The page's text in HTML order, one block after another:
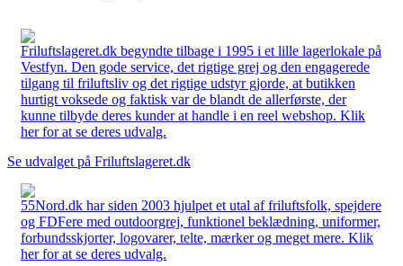
Friluftslageret.dk begyndte tilbage i 1995 i et lille lagerlokale på
Vestfyn. Den gode service, det rigtige grej og den engagerede
tilgang til friluftsliv og det rigtige udstyr gjorde, at butikken
hurtigt voksede og faktisk var de blandt de allerførste, der
kunne tilbyde deres kunder at handle i en reel webshop. Klik
her for at se deres udvalg.
Se udvalget på Friluftslageret.dk
55Nord.dk har siden 2003 hjulpet et utal af friluftsfolk, spejdere
og FDFere med outdoorgrej, funktionel beklædning, uniformer,
forbundsskjorter, logovarer, telte, mærker og meget mere. Klik
her for at se deres udvalg.